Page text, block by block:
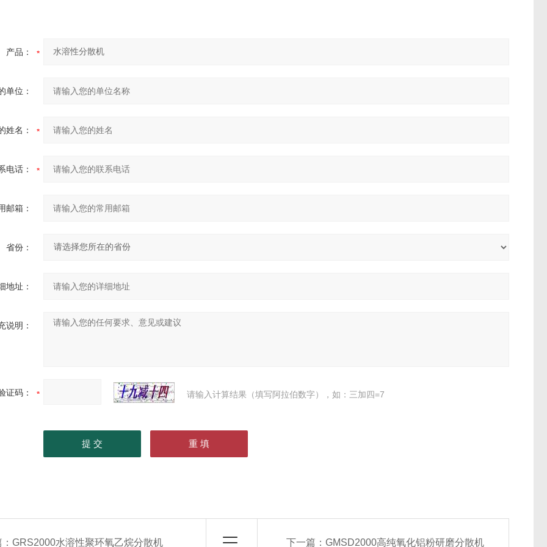
产品：
单位：
姓名：
电话：
邮箱：
省份：
地址：
说明：
证码： 请输入计算结果（填写阿拉伯数字），如：三加四=7
：GRS2000水溶性聚环氧乙烷分散机 下一篇： GMSD2000高纯氧化铝粉研磨分散机